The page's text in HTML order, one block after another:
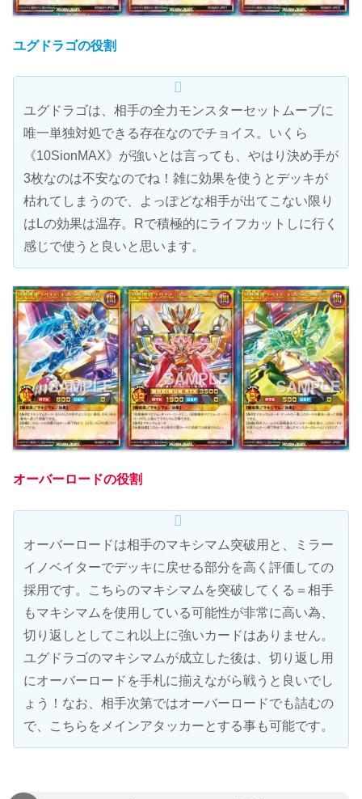
ユグドラゴの役割
ユグドラゴは、相手の全力モンスターセットムーブに
唯一単独対処できる存在なのでチョイス。いくら
《10SionMAX》が強いとは言っても、やはり決め手が
3枚なのは不安なのでね！雑に効果を使うとデッキが
枯れてしまうので、よっぽどな相手が出てこない限り
はLの効果は温存。Rで積極的にライフカットしに行く
感じで使うと良いと思います。
オーバーロードの役割
オーバーロードは相手のマキシマム突破用と、ミラー
イノベイターでデッキに戻せる部分を高く評価しての
採用です。こちらのマキシマムを突破してくる＝相手
もマキシマムを使用している可能性が非常に高い為、
切り返しとしてこれ以上に強いカードはありません。
ユグドラゴのマキシマムが成立した後は、切り返し用
にオーバーロードを手札に揃えながら戦うと良いでし
ょう！なお、相手次第ではオーバーロードでも詰むの
で、こちらをメインアタッカーとする事も可能です。